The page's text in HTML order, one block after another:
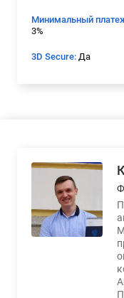
Минимальный
3%
3D Secure: Да